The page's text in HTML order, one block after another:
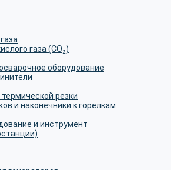
газа (CO₂)
оборудование
резки
и наконечники к горелкам
и инструмент